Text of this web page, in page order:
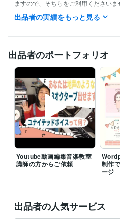
資格・検定
漢字検定２級 取得年 : 2013年
得意分野
イラスト作成・漫画制作
心がゆる
す
ビジネス
出品者の実績をもっと見る
出品者のポートフォリオ
Youtube動画編集音楽教室
講師の方からご依頼
制作
ージ
出品者の人気サービス